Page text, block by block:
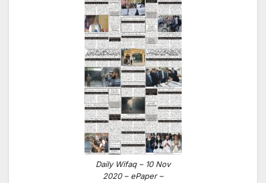
Daily Wifaq – 10 Nov
2020 – ePaper –